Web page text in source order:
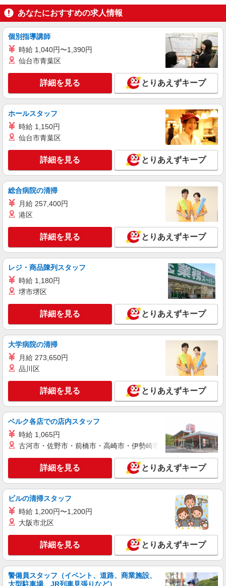
キープ 詳細を見る
正社員
コンパスグループ・ジャパン株式会社 a1635_f
調理師【正社員】
29万円(試用期間3ヶ月) 残業が発生した場合、残業
代を1分単位で別途支給します。 ※給与は経験や
前職給与に応じて決定します。
キャタラーＡＲＫ （静岡県磐田市下野部
1905番地10 キャタラーARK内4F食堂）
キープ 詳細を見る
アルバイト パート
コンパスグループ・ジャパン株式会社 a1635_p
調理師【アルバイト・パート】
時給1,700円以上 試用期間中 時給1,700円以上
(試用期間2ヶ月) 残業が発生した場合、残業代を1
キャタラーＡＲＫ （静岡県磐田市下野部
1905番地10 キャタラーARK内4F食堂）
キープ 詳細を見る
アルバイト パート
コンパスグループ・ジャパン株式会社 21812_p
調理員【アルバイト・パート】
分単位で別途支給します。
静岡県立農林環境専門職大学食堂 （静岡県磐
田市富丘６７８?１）
詳細を見る
アルバイト パート
ジョリーパスタ 磐田店
キッチン（フード）スタッフ
時給1200円 ※22:00以降は時給1500円 ※高校
生時給1150円 ※労働組合費あり（基本時給×月間
時間数×1.8％） ■土日・祝手当 土日・祝は時給＋
50円
静岡県磐田市今之浦4-17-11
キープ 詳細を見る
パート
ジョリーパスタ 磐田店
ホール（カスタマー）スタッフ
時給1200円 ※22:00以降は時給1500円 ※高校
生時給1150円 ※労働組合費あり（基本時給×月間
時間数×1.8％） ■土日・祝手当 土日・祝は時給＋
キープ 詳細を見る
ジョリーパスタ 磐田店
あなたにおすすめの求人情報
個別指導講師
時給 1,040円〜1,390円
仙台市青葉区
詳細を見る とりあえずキープ
ホールスタッフ
時給 1,150円
仙台市青葉区
詳細を見る とりあえずキープ
総合病院の清掃
月給 257,400円
港区
詳細を見る とりあえずキープ
レジ・商品陳列スタッフ
時給 1,180円
堺市堺区
詳細を見る とりあえずキープ
大学病院の清掃
月給 273,650円
品川区
詳細を見る とりあえずキープ
ベルク各店での店内スタッフ
時給 1,065円
古河市・佐野市・前橋市・高崎市・伊勢崎市・太田市・館林市
詳細を見る とりあえずキープ
ビルの清掃スタッフ
時給 1,200円〜1,200円
大阪市北区
詳細を見る とりあえずキープ
警備員スタッフ（イベント、道路、商業施設、
大型駐車場、JR列車見張りなど）